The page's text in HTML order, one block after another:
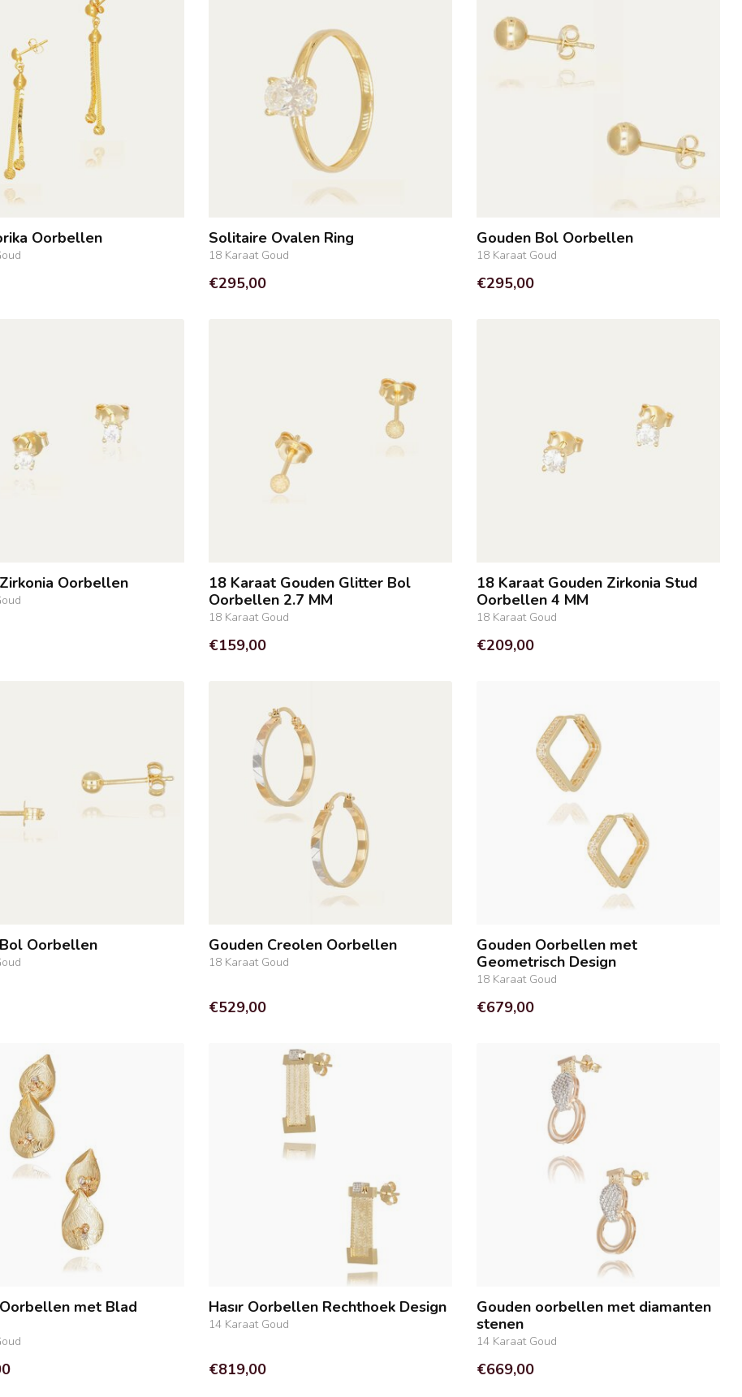
Oorbellen Solitaire Ovalen Ring
18 Karaat Goud
€295,00
Gouden Bol Oorbellen
18 Karaat Goud
€295,00
Oorbellen
18 Karaat Gouden Glitter Bol
Oorbellen 2.7 MM
18 Karaat Goud
€159,00
18 Karaat Gouden Zirkonia Stud
Oorbellen 4 MM
18 Karaat Goud
€209,00
Oorbellen Gouden Creolen Oorbellen
18 Karaat Goud
€529,00
Gouden Oorbellen met
Geometrisch Design
18 Karaat Goud
€679,00
met Blad
Hasır Oorbellen Rechthoek Design
14 Karaat Goud
€819,00
Gouden oorbellen met diamanten
stenen
14 Karaat Goud
€669,00